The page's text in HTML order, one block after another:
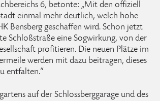
6, betonte: „Mit den offiziell
einmal mehr deutlich, welch hohe
Bensberg geschaffen wird. Schon jetzt
Schloßstraße eine Sogwirkung, von der
profitieren. Die neuen Plätze im
werden mit dazu beitragen, dieses
entfalten.“
auf der Schlossberggarage und des